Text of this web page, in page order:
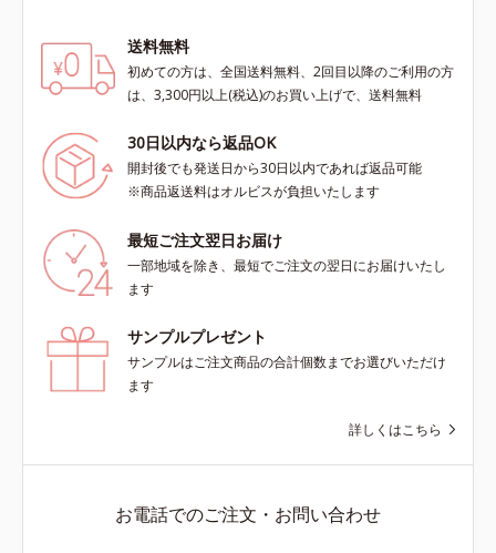
送料無料
初めての方は、全国送料無料、2回目以降のご利用の方
は、3,300円以上(税込)のお買い上げで、送料無料
30日以内なら返品OK
開封後でも発送日から30日以内であれば返品可能
※商品返送料はオルビスが負担いたします
最短ご注文翌日お届け
一部地域を除き、最短でご注文の翌日にお届けいたし
ます
サンプルプレゼント
サンプルはご注文商品の合計個数までお選びいただけ
ます
詳しくはこちら
お電話でのご注文・お問い合わせ